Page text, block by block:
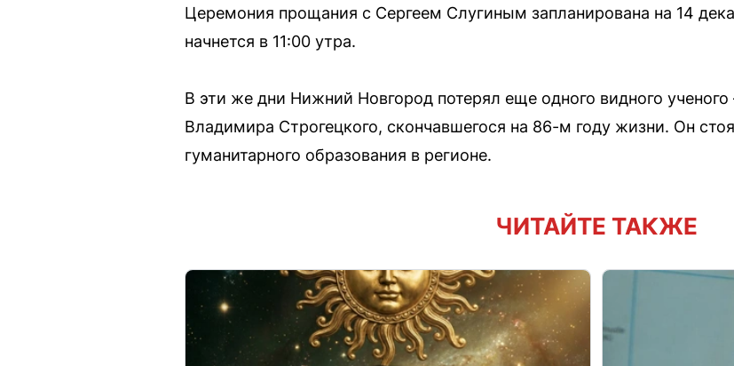
Церемония прощания с Сергеем Слугиным запланирована на 14
начнется в 11:00 утра.
В эти же дни Нижний Новгород потерял еще одного видного
Владимира Строгецкого, скончавшегося на 86-м году жизни. Он
гуманитарного образования в регионе.
ЧИТАЙТЕ ТАКЖЕ